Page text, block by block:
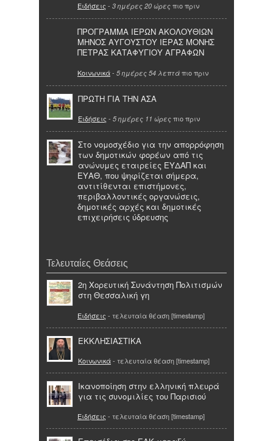
Ειδήσεις - 3 ημέρες 20 ώρες πιο πριν
ΠΡΟΓΡΑΜΜΑ ΙΕΡΩΝ ΑΚΟΛΟΥΘΙΩΝ
ΜΗΝΟΣ ΑΥΓΟΥΣΤΟΥ ΙΕΡΑΣ ΜΟΝΗΣ
ΠΕΤΡΑΣ ΚΑΤΑΦΥΓΙΟΥ ΑΓΡΑΦΩΝ
Κοινωνικά- 5 ημέρες 54 λεπτά πιο πριν
ΠΡΩΤΗ ΓΙΑ ΤΗΝ ΑΣΑ
Ειδήσεις - 5 ημέρες 11 ώρες πιο πριν
Στο νομοσχέδιο για την απορρόφηση
των δημοτικών φορέων από τις
ανώνυμες εταιρείες ΕΥΔΑΠ και
ΕΥΑΘ, που ψηφίζεται σήμερα,
αντιτίθενται επιστήμονες,
περιβαλλοντικές οργανώσεις,
δημοτικές αρχές και δημοτικές
επιχειρήσεις ύδρευσης
Τελευταίες Θεάσεις
2η Χορευτική Συνάντηση Πολιτισμών
στη Θεσσαλική γη
Ειδήσεις - τελευταία θέαση [timestamp]
ΕΚΚΛΗΣΙΑΣΤΙΚΑ
Κοινωνικά- τελευταία θέαση [timestamp]
Ικανοποίηση στην ελληνική πλευρά
για τις συνομιλίες του Παρισιού
Ειδήσεις - τελευταία θέαση [timestamp]